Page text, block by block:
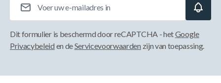
Dit formulier is beschermd door reCAPTCHA - hetGoogle
Privacybeleid en deServicevoorwaarden zijn van toepassing.